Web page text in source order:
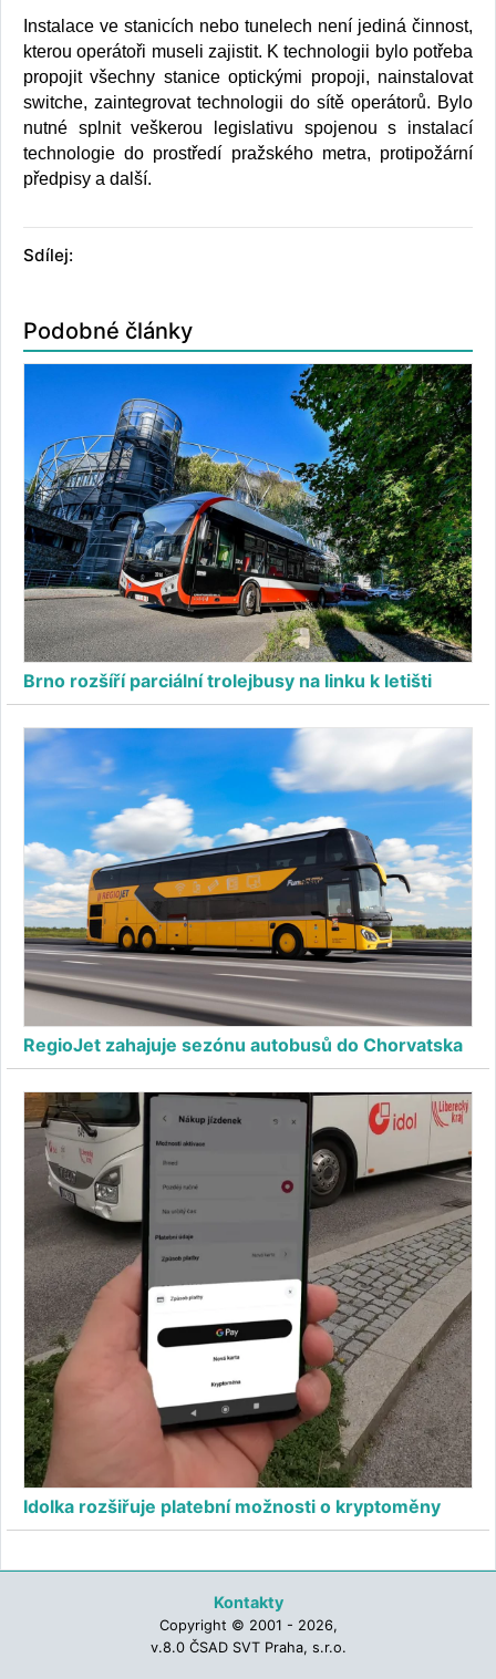
Instalace ve stanicích nebo tunelech není jediná činnost,
kterou operátoři museli zajistit. K technologii bylo potřeba
propojit všechny stanice optickými propoji, nainstalovat
switche, zaintegrovat technologii do sítě operátorů. Bylo
nutné splnit veškerou legislativu spojenou s instalací
technologie do prostředí pražského metra, protipožární
předpisy a další.
Sdílej:
Podobné články
Brno rozšíří parciální trolejbusy na linku k letišti
RegioJet zahajuje sezónu autobusů do Chorvatska
Idolka rozšiřuje platební možnosti o kryptoměny
Kontakty
Copyright © 2001 - 2026,
v.8.0 ČSAD SVT Praha, s.r.o.